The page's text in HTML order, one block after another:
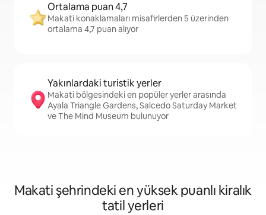
Ortalama puan 4,7
Makati konaklamaları misafirlerden 5 üzerinden
ortalama 4,7 puan alıyor
Yakınlardaki turistik yerler
Makati bölgesindeki en popüler yerler arasında
Ayala Triangle Gardens, Salcedo Saturday Market
ve The Mind Museum bulunuyor
Makati şehrindeki en yüksek puanlı kiralık
tatil yerleri